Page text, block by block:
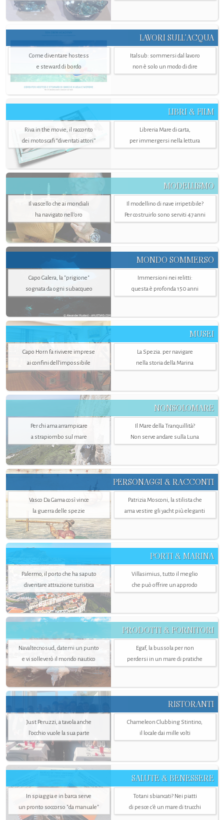
LAVORI SULL’ACQUA
Come diventare hostess
e steward di bordo
Italsub: sommersi dal lavoro
non è solo un modo di dire
LIBRI & FILM
Riva in the movie, il racconto
dei motoscafi “diventati attori”
Libreria Mare di carta,
per immergersi nella lettura
MODELLISMO
Il vascello che ai mondiali
ha navigato nell’oro
Il modellino di nave irripetibile?
Per costruirlo sono serviti 47 anni
MONDO SOMMERSO
Capo Galera, la "prigione"
sognata da ogni subacqueo
Immersioni nei relitti:
questa è profonda 150 anni
MUSEI
Capo Horn fa rivivere imprese
ai confini dell’impossibile
La Spezia. per navigare
nella storia della Marina
NONSOLOMARE
Per chi ama arrampicare
a strapiombo sul mare
Il Mare della Tranquillità?
Non serve andare sulla Luna
PERSONAGGI & RACCONTI
Vasco Da Gama così vince
la guerra delle spezie
Patrizia Mosconi, la stilista che
ama vestire gli yacht più eleganti
PORTI & MARINA
Palermo, il porto che ha saputo
diventare attrazione turistica
Villasimius, tutto il meglio
che può offrire un approdo
PRODOTTI & FORNITORI
Navaltecnosud, datemi un punto
e vi solleverò il mondo nautico
Egaf, la bussola per non
perdersi in un mare di pratiche
RISTORANTI
Just Peruzzi, a tavola anche
l’occhio vuole la sua parte
Chameleon Clubbing Stintino,
il locale dai mille volti
SALUTE & BENESSERE
In spiaggia e in barca serve
un pronto soccorso "da manuale"
Totani sbiancati? Nei piatti
di pesce c'è un mare di trucchi